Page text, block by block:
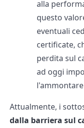
alla
questo
eventuali
certificate,
perdita sul
ad oggi
Attualmente, i
dalla barriera sul